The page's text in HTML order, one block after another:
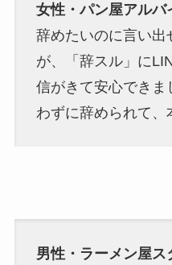
女性・パン屋アルバ
辞めたいのに言い出
が、「辞スル」に
信がきて安心できま
わずに辞められて、
男性・ラーメン屋ス